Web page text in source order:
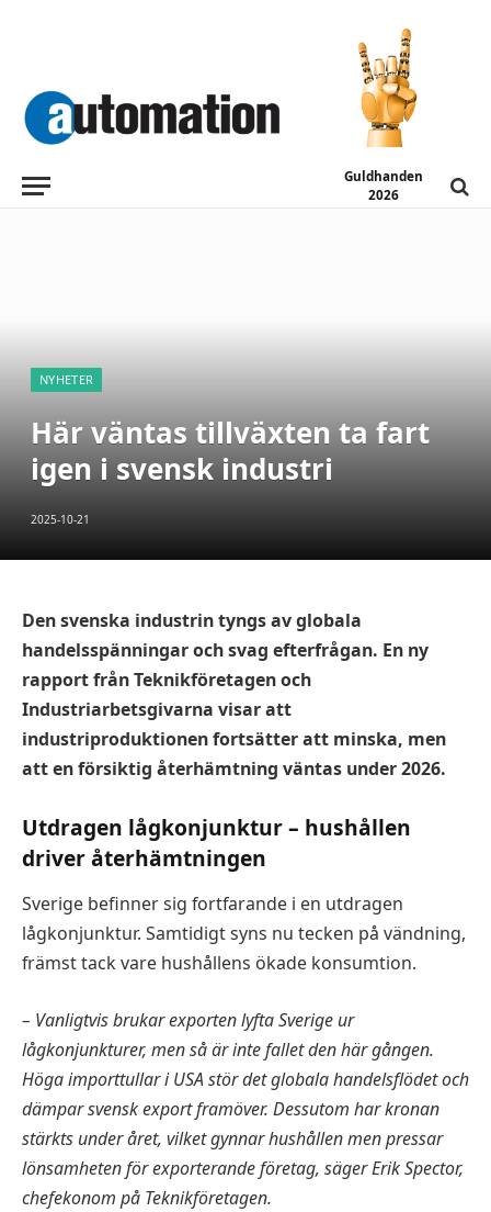
Guldhanden
2026
NYHETER
Här väntas tillväxten ta fart
igen i svensk industri
2025-10-21
Den svenska industrin tyngs av globala
handelsspänningar och svag efterfrågan. En ny
rapport från Teknikföretagen och
Industriarbetsgivarna visar att
industriproduktionen fortsätter att minska, men
att en försiktig återhämtning väntas under 2026.
Utdragen lågkonjunktur – hushållen
driver återhämtningen
Sverige befinner sig fortfarande i en utdragen
lågkonjunktur. Samtidigt syns nu tecken på vändning,
främst tack vare hushållens ökade konsumtion.
– Vanligtvis brukar exporten lyfta Sverige ur
lågkonjunkturer, men så är inte fallet den här gången.
Höga importtullar i USA stör det globala handelsflödet och
dämpar svensk export framöver. Dessutom har kronan
stärkts under året, vilket gynnar hushållen men pressar
lönsamheten för exporterande företag, säger Erik Spector,
chefekonom på Teknikföretagen.